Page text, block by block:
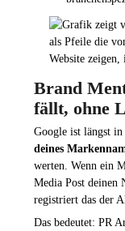
Brand
fällt, ohne
Google ist längst in
deines
werten. Wenn ein
Media Post deinen
registriert das der
Das bedeutet: PR